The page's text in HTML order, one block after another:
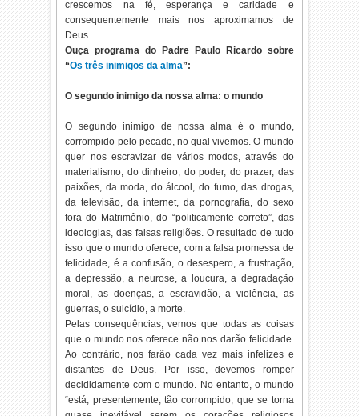
crescemos na fé, esperança e caridade e
consequentemente mais nos aproximamos de
Deus.
Ouça programa do Padre Paulo Ricardo sobre
“Os três inimigos da alma”:
O segundo inimigo da nossa alma: o mundo
O segundo inimigo de nossa alma é o mundo,
corrompido pelo pecado, no qual vivemos. O mundo
quer nos escravizar de vários modos, através do
materialismo, do dinheiro, do poder, do prazer, das
paixões, da moda, do álcool, do fumo, das drogas,
da televisão, da internet, da pornografia, do sexo
fora do Matrimônio, do “politicamente correto”, das
ideologias, das falsas religiões. O resultado de tudo
isso que o mundo oferece, com a falsa promessa de
felicidade, é a confusão, o desespero, a frustração,
a depressão, a neurose, a loucura, a degradação
moral, as doenças, a escravidão, a violência, as
guerras, o suicídio, a morte.
Pelas consequências, vemos que todas as coisas
que o mundo nos oferece não nos darão felicidade.
Ao contrário, nos farão cada vez mais infelizes e
distantes de Deus. Por isso, devemos romper
decididamente com o mundo. No entanto, o mundo
“está, presentemente, tão corrompido, que se torna